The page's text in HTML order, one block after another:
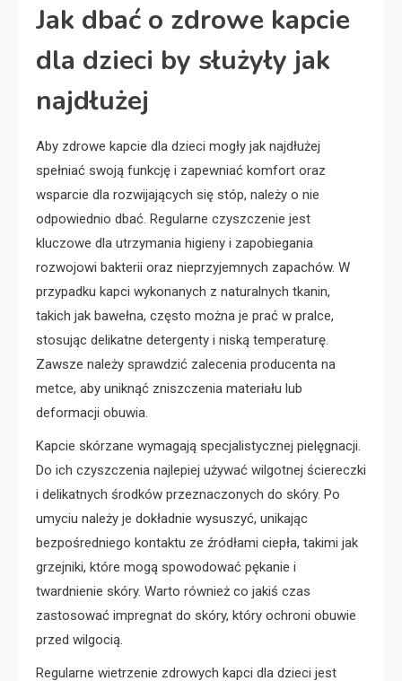
Jak dbać o zdrowe kapcie
dla dzieci by służyły jak
najdłużej
Aby zdrowe kapcie dla dzieci mogły jak najdłużej
spełniać swoją funkcję i zapewniać komfort oraz
wsparcie dla rozwijających się stóp, należy o nie
odpowiednio dbać. Regularne czyszczenie jest
kluczowe dla utrzymania higieny i zapobiegania
rozwojowi bakterii oraz nieprzyjemnych zapachów. W
przypadku kapci wykonanych z naturalnych tkanin,
takich jak bawełna, często można je prać w pralce,
stosując delikatne detergenty i niską temperaturę.
Zawsze należy sprawdzić zalecenia producenta na
metce, aby uniknąć zniszczenia materiału lub
deformacji obuwia.
Kapcie skórzane wymagają specjalistycznej pielęgnacji.
Do ich czyszczenia najlepiej używać wilgotnej ściereczki
i delikatnych środków przeznaczonych do skóry. Po
umyciu należy je dokładnie wysuszyć, unikając
bezpośredniego kontaktu ze źródłami ciepła, takimi jak
grzejniki, które mogą spowodować pękanie i
twardnienie skóry. Warto również co jakiś czas
zastosować impregnat do skóry, który ochroni obuwie
przed wilgocią.
Regularne wietrzenie zdrowych kapci dla dzieci jest